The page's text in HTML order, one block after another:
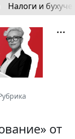
Налоги и
от